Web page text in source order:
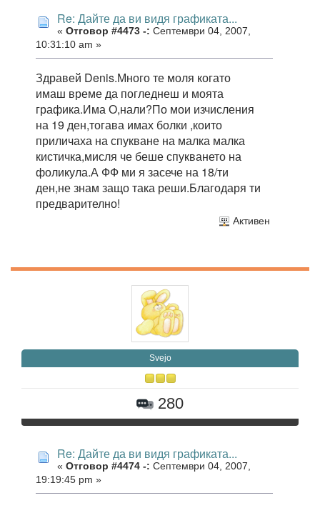
Re: Дайте да ви видя графиката...
« Отговор #4473 -: Септември 04, 2007,
10:31:10 am »
Здравей Denis.Много те моля когато
имаш време да погледнеш и моята
графика.Има О,нали?По мои изчисления
на 19 ден,тогава имах болки ,които
приличаха на спукване на малка малка
кистичка,мисля че беше спукването на
фоликула.А ФФ ми я засече на 18/ти
ден,не знам защо така реши.Благодаря ти
предварително!
Активен
Svejo
280
Re: Дайте да ви видя графиката...
« Отговор #4474 -: Септември 04, 2007,
19:19:45 pm »